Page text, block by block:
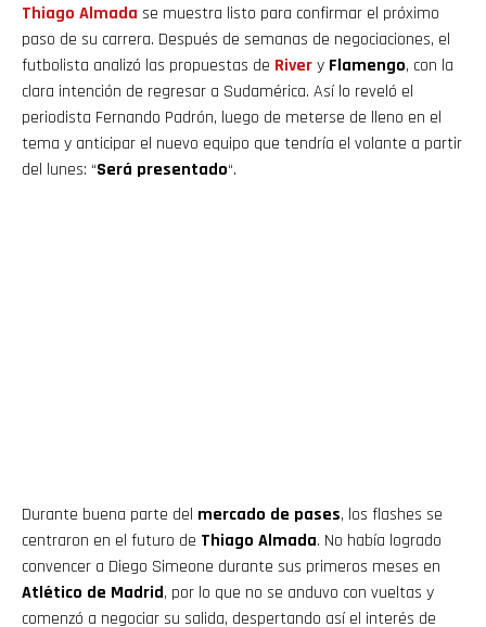
Thiago Almada se muestra listo para confirmar el próximo
paso de su carrera. Después de semanas de negociaciones, el
futbolista analizó las propuestas de Rivery Flamengo, con la
clara intención de regresar a Sudamérica. Así lo reveló el
periodista Fernando Padrón, luego de meterse de lleno en el
tema y anticipar el nuevo equipo que tendría el volante a partir
del lunes: “Será presentado“.
Durante buena parte del mercado de pases, los flashes se
centraron en el futuro de Thiago Almada. No había logrado
convencer a Diego Simeone durante sus primeros meses en
Atlético de Madrid, por lo que no se anduvo con vueltas y
comenzó a negociar su salida, despertando así el interés de